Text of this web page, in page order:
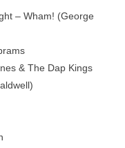
– Wham! (George
& The Dap Kings